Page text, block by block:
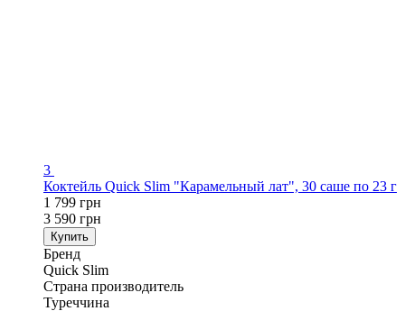
3
Коктейль Quick Slim "Карамельный лат", 30 саше по 23 г
1 799 грн
3 590 грн
Купить
Бренд
Quick Slim
Страна производитель
Туреччина